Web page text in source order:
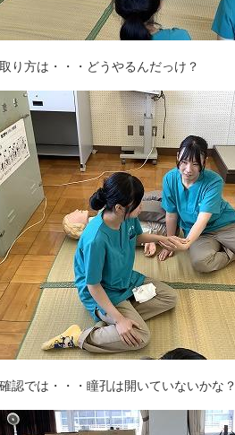
り方は・・・どうやるんだっけ？
認では・・・瞳孔は開いていないかな？